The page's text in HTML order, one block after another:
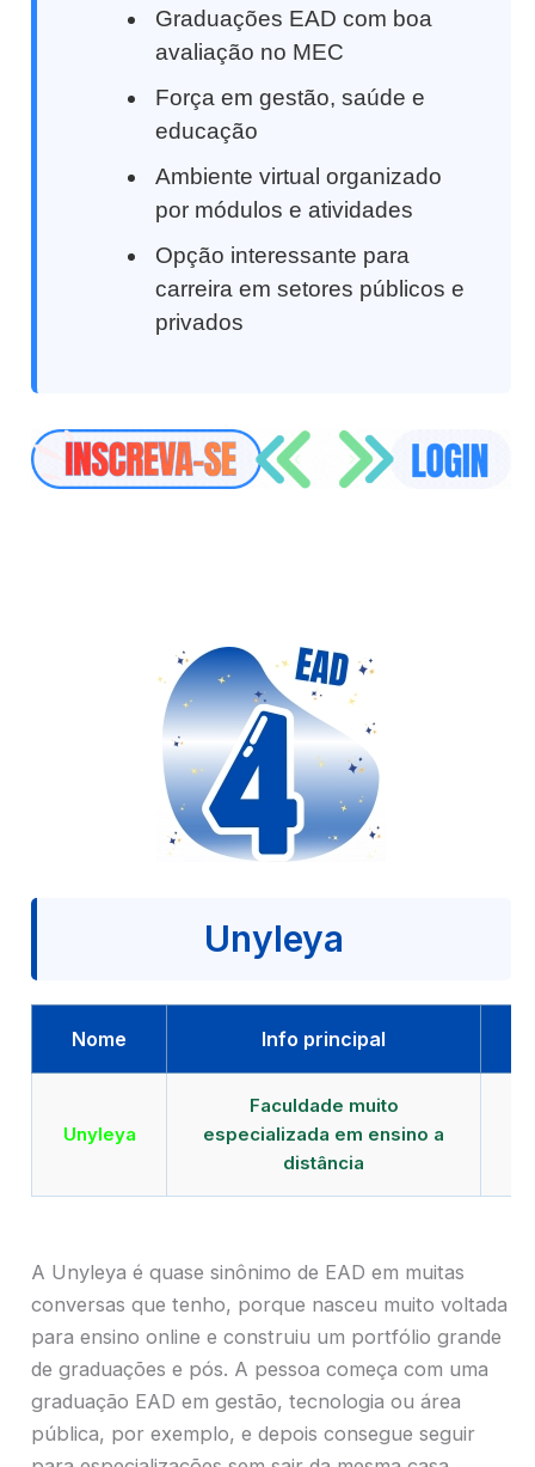
Graduações EAD com boa
avaliação no MEC
Força em gestão, saúde e
educação
Ambiente virtual organizado
por módulos e atividades
Opção interessante para
carreira em setores públicos e
privados
Unyleya
Nome Info principal
Unyleya
Faculdade muito
especializada em ensino a
distância
A Unyleya é quase sinônimo de EAD em muitas
conversas que tenho, porque nasceu muito voltada
para ensino online e construiu um portfólio grande
de graduações e pós. A pessoa começa com uma
graduação EAD em gestão, tecnologia ou área
pública, por exemplo, e depois consegue seguir